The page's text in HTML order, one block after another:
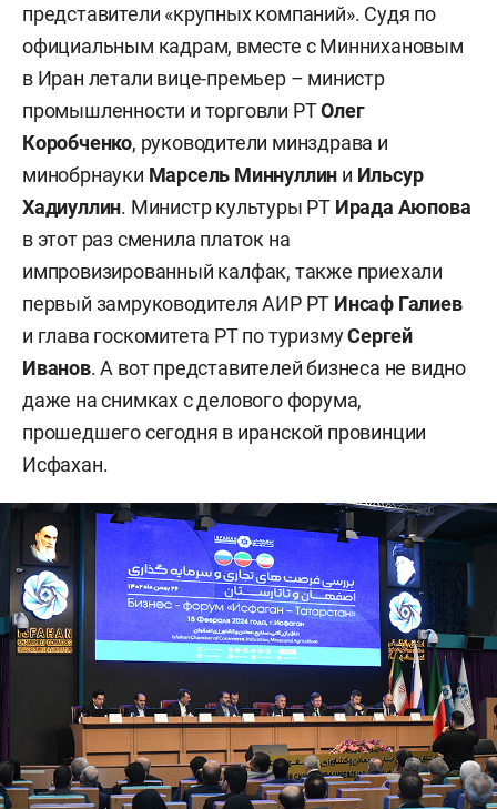
представители «крупных компаний». Судя по
официальным кадрам, вместе с Миннихановым
в Иран летали вице-премьер – министр
промышленности и торговли РТОлег
Коробченко, руководители минздрава и
минобрнауки Марсель Миннуллин и Ильсур
Хадиуллин. Министр культуры РТ Ирада Аюпова
в этот раз сменила платок на
импровизированный калфак, также приехали
первый замруководителя АИР РТ Инсаф Галиев
и глава госкомитета РТ по туризмуСергей
Иванов. А вот представителей бизнеса не видно
даже на снимках с делового форума,
прошедшего сегодня в иранской провинции
Исфахан.